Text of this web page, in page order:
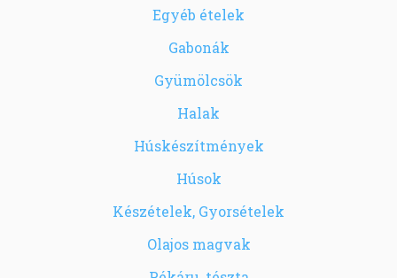
Egyéb ételek
Gabonák
Gyümölcsök
Halak
Húskészítmények
Húsok
Készételek, Gyorsételek
Olajos magvak